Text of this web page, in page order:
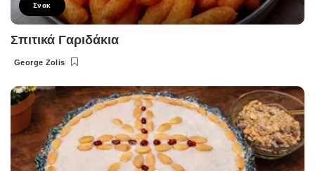
Σνακ
Σπιτικά Γαριδάκια
Posted
George Zolis